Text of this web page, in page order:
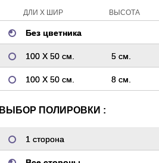
ДЛИ Х ШИР ВЫСОТА
Без цветника
100 Х 50 см. 5 см.
100 Х 50 см. 8 см.
ВЫБОР ПОЛИРОВКИ :
1 сторона